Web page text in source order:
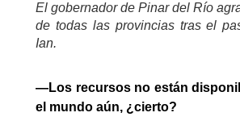
El gobernador de Pinar del Río
de todas las provincias tras el
Ian.
—Los recursos no están
el mundo aún, ¿cierto?